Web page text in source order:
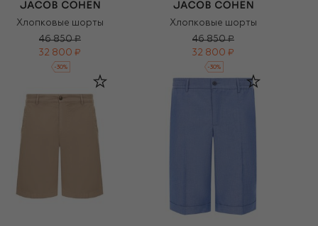
Хлопковые шорты
46 850 ₽
32 800 ₽
-30%
Хлопковые шорты
46 850 ₽
32 800 ₽
-30%